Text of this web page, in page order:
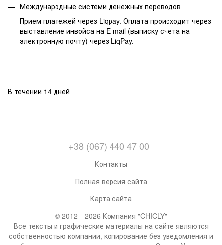
Международные системи денежных переводов
Прием платежей через Liqpay. Оплата происходит через
выставление инвойса на E-mail (выписку счета на
электронную почту) через LiqPay.
В течении 14 дней
+38 (067) 440 47 00
Контакты
Полная версия сайта
Карта сайта
© 2012—2026 Компания "CHICLY"
Все тексты и графические материалы на сайте являются
собственностью компании, копирование без уведомления и